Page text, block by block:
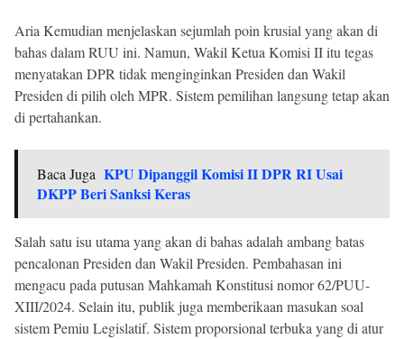
Aria Kemudian menjelaskan sejumlah poin krusial yang akan di
bahas dalam RUU ini. Namun, Wakil Ketua Komisi II itu tegas
menyatakan DPR tidak menginginkan Presiden dan Wakil
Presiden di pilih oleh MPR. Sistem pemilihan langsung tetap akan
di pertahankan.
Baca Juga KPU Dipanggil Komisi II DPR RI Usai
DKPP Beri Sanksi Keras
Salah satu isu utama yang akan di bahas adalah ambang batas
pencalonan Presiden dan Wakil Presiden. Pembahasan ini
mengacu pada putusan Mahkamah Konstitusi nomor 62/PUU-
XIII/2024. Selain itu, publik juga memberikaan masukan soal
sistem Pemiu Legislatif. Sistem proporsional terbuka yang di atur